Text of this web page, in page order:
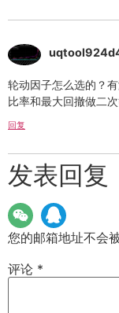
轮动因子怎么选的？
比率和最大回撤做二次
回复
发表回复
您的邮箱地址不会被
评论 *